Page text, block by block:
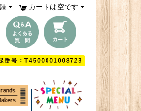
カートは空です